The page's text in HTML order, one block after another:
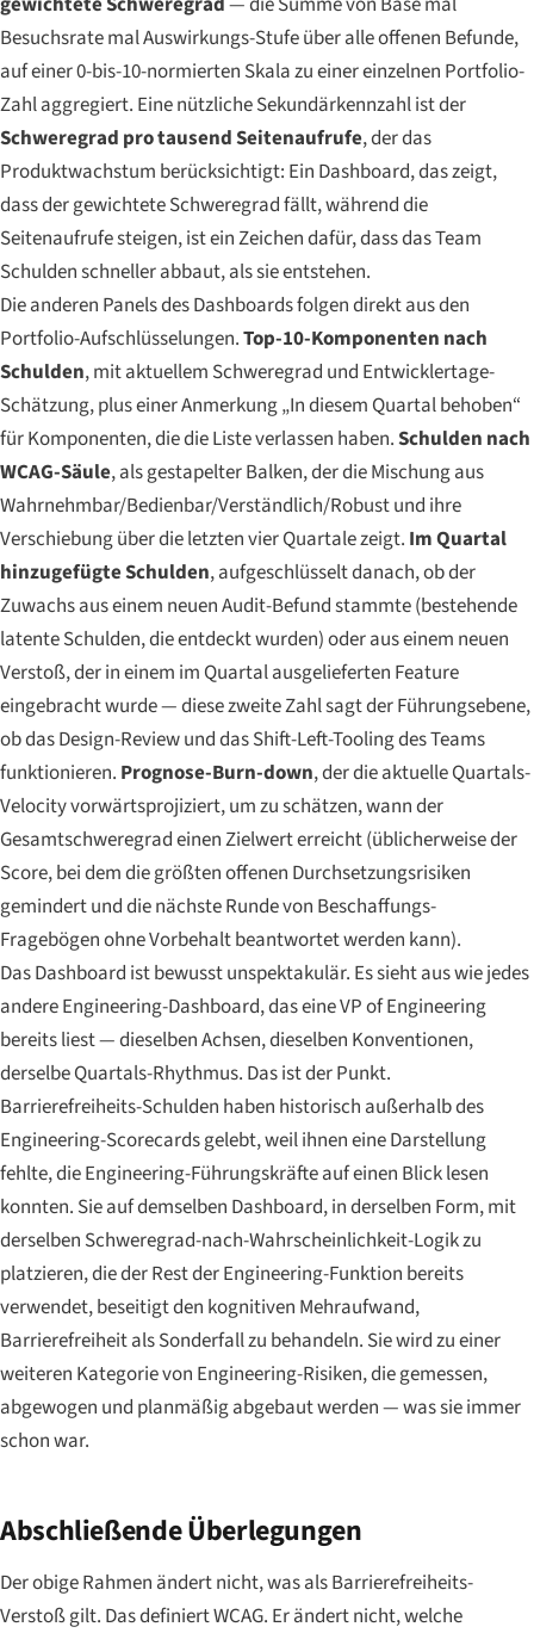
Besuchsrate mal Auswirkungs-Stufe über alle offenen Befunde,
auf einer 0-bis-10-normierten Skala zu einer einzelnen Portfolio-
Zahl aggregiert. Eine nützliche Sekundärkennzahl ist der
Schweregrad pro tausend Seitenaufrufe, der das
Produktwachstum berücksichtigt: Ein Dashboard, das zeigt,
dass der gewichtete Schweregrad fällt, während die
Seitenaufrufe steigen, ist ein Zeichen dafür, dass das Team
Schulden schneller abbaut, als sie entstehen.
Die anderen Panels des Dashboards folgen direkt aus den
Portfolio-Aufschlüsselungen.Top-10-Komponenten nach
Schulden, mit aktuellem Schweregrad und Entwicklertage-
Schätzung, plus einer Anmerkung „In diesem Quartal behoben“
für Komponenten, die die Liste verlassen haben.Schulden nach
WCAG-Säule, als gestapelter Balken, der die Mischung aus
Wahrnehmbar/Bedienbar/Verständlich/Robust und ihre
Verschiebung über die letzten vier Quartale zeigt. Im Quartal
hinzugefügte Schulden, aufgeschlüsselt danach, ob der
Zuwachs aus einem neuen Audit-Befund stammte (bestehende
latente Schulden, die entdeckt wurden) oder aus einem neuen
Verstoß, der in einem im Quartal ausgelieferten Feature
eingebracht wurde — diese zweite Zahl sagt der Führungsebene,
ob das Design-Review und das Shift-Left-Tooling des Teams
funktionieren. Prognose-Burn-down, der die aktuelle Quartals-
Velocity vorwärtsprojiziert, um zu schätzen, wann der
Gesamtschweregrad einen Zielwert erreicht (üblicherweise der
Score, bei dem die größten offenen Durchsetzungsrisiken
gemindert und die nächste Runde von Beschaffungs-
Fragebögen ohne Vorbehalt beantwortet werden kann).
Das Dashboard ist bewusst unspektakulär. Es sieht aus wie jedes
andere Engineering-Dashboard, das eine VP of Engineering
bereits liest — dieselben Achsen, dieselben Konventionen,
derselbe Quartals-Rhythmus. Das ist der Punkt.
Barrierefreiheits-Schulden haben historisch außerhalb des
Engineering-Scorecards gelebt, weil ihnen eine Darstellung
fehlte, die Engineering-Führungskräfte auf einen Blick lesen
konnten. Sie auf demselben Dashboard, in derselben Form, mit
derselben Schweregrad-nach-Wahrscheinlichkeit-Logik zu
platzieren, die der Rest der Engineering-Funktion bereits
verwendet, beseitigt den kognitiven Mehraufwand,
Barrierefreiheit als Sonderfall zu behandeln. Sie wird zu einer
weiteren Kategorie von Engineering-Risiken, die gemessen,
abgewogen und planmäßig abgebaut werden — was sie immer
schon war.
Abschließende Überlegungen
Der obige Rahmen ändert nicht, was als Barrierefreiheits-
Verstoß gilt. Das definiert WCAG. Er ändert nicht, welche